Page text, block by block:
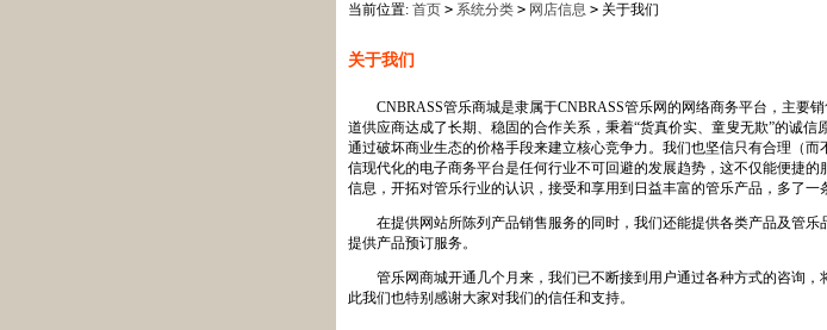
当前位置: 首页 > 系统分类 > 网店信息 > 关于我们
关于我们
CNBRASS管乐商城是隶属于CNBRASS管乐网的网络商务平台，主要
道供应商达成了长期、稳固的合作关系，秉着“货真价实、童叟无欺”的诚
通过破坏商业生态的价格手段来建立核心竞争力。我们也坚信只有合理（
信现代化的电子商务平台是任何行业不可回避的发展趋势，这不仅能便捷
信息，开拓对管乐行业的认识，接受和享用到日益丰富的管乐产品，多了一
在提供网站所陈列产品销售服务的同时，我们还能提供各类产品及管乐
提供产品预订服务。
管乐网商城开通几个月来，我们已不断接到用户通过各种方式的咨询，
此我们也特别感谢大家对我们的信任和支持。